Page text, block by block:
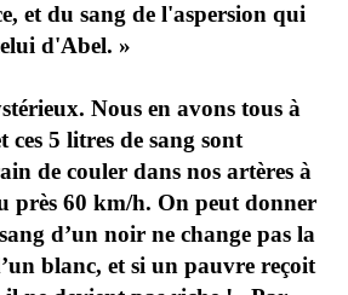
et du sang de l'aspersion qui
d'Abel. »
Nous en avons tous à
ces 5 litres de sang sont
de couler dans nos artères à
près 60 km/h. On peut donner
d’un noir ne change pas la
blanc, et si un pauvre reçoit